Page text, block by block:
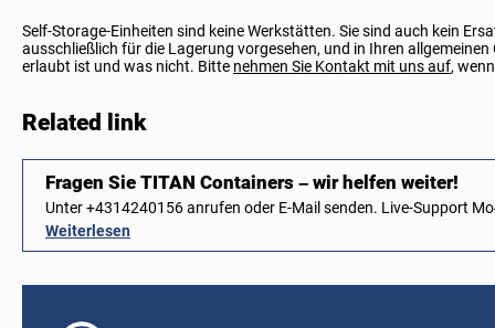
Self-Storage-Einheiten sind keine Werkstätten. Sie sind auch kein
ausschließlich für die Lagerung vorgesehen, und in Ihren
erlaubt ist und was nicht. Bitte nehmen Sie Kontakt mit uns auf,
Related link
Fragen Sie TITAN Containers – wir helfen weiter!
Unter +4314240156 anrufen oder E-Mail senden. Live-Support
Weiterlesen